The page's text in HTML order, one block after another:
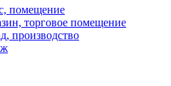
помещение
торговое помещение
производство